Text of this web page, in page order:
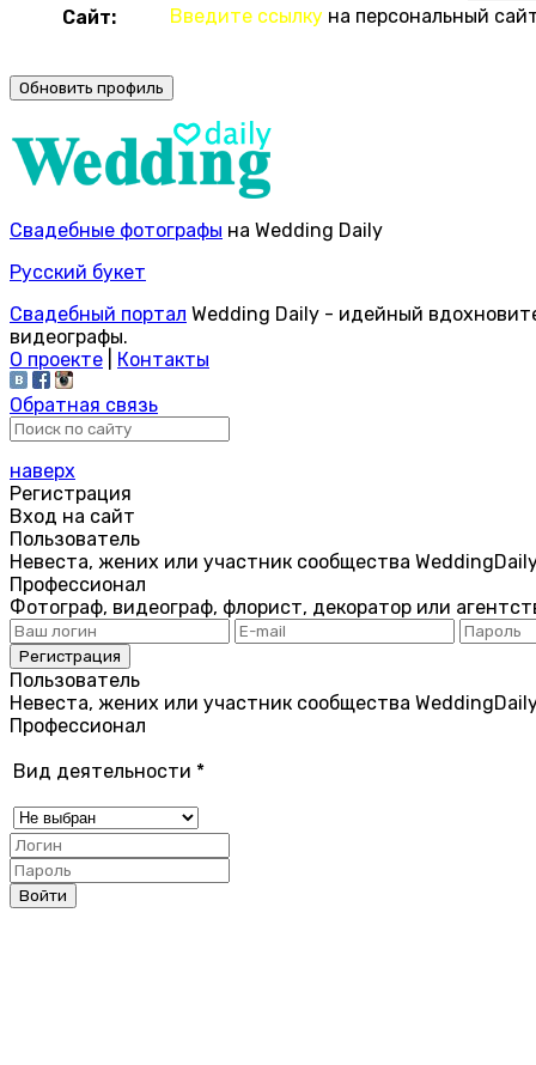
Сайт:
Введите ссылку на персональный
Свадебные фотографы на Wedding Daily
Русский букет
Свадебный портал Wedding Daily - идейный
видеографы.
О проекте
Контакты
Обратная связь
наверх
Регистрация
Вход на сайт
Пользователь
Невеста, жених или участник сообщества
Профессионал
Фотограф, видеограф, флорист, декоратор или
Пользователь
Невеста, жених или участник сообщества
Профессионал
Вид деятельности *